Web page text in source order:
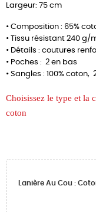
Largeur: 75 cm
• Composition : 65%
• Tissu résistant 240 g/
• Détails : coutures
• Poches : 2 en bas
• Sangles : 100%
Choisissez le type et la
coton
Lanière Au Cou :